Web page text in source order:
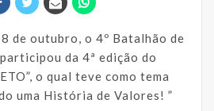
de outubro, o 4º Batalhão de
da 4ª edição do
o qual teve como tema
uma História de Valores! ”